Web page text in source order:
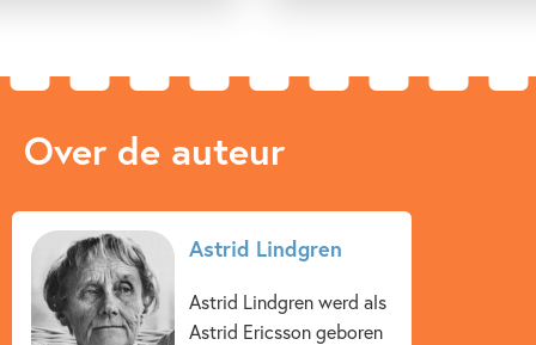
Over de auteur
Astrid Lindgren
Astrid Lindgren werd als
Astrid Ericsson geboren